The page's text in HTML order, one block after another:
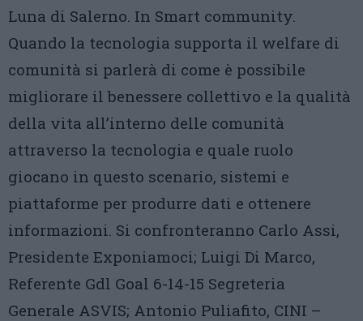
Luna di Salerno. In Smart community.
Quando la tecnologia supporta il welfare di
comunità si parlerà di come è possibile
migliorare il benessere collettivo e la qualità
della vita all’interno delle comunità
attraverso la tecnologia e quale ruolo
giocano in questo scenario, sistemi e
piattaforme per produrre dati e ottenere
informazioni. Si confronteranno Carlo Assi,
Presidente Exponiamoci; Luigi Di Marco,
Referente Gdl Goal 6-14-15 Segreteria
Generale ASVIS; Antonio Puliafito, CINI –